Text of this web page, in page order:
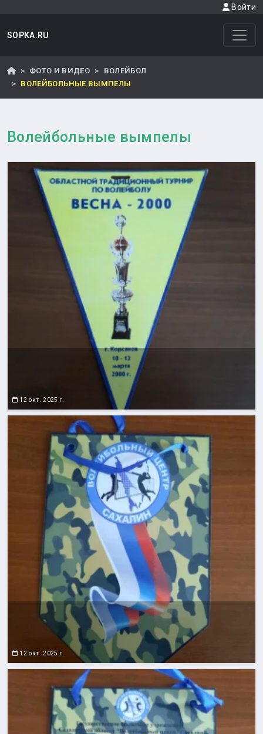
Войти
SOPKA.RU
ФОТО И ВИДЕО
ВОЛЕЙБОЛ
ВОЛЕЙБОЛЬНЫЕ ВЫМПЕЛЫ
Волейбольные вымпелы
12 окт. 2025 г.
12 окт. 2025 г.